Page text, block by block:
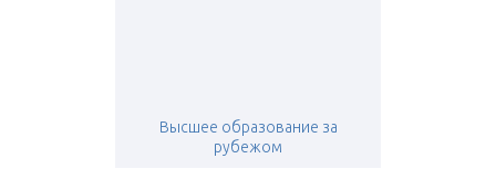
Высшее образование за
рубежом